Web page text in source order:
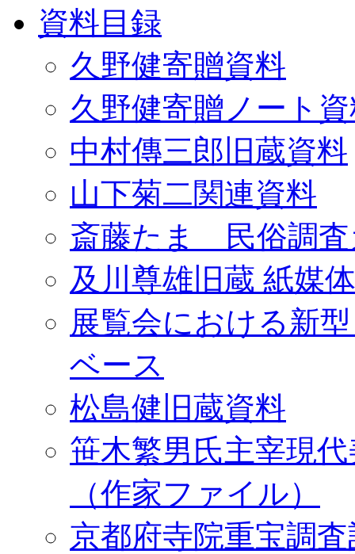
資料目録
久野健寄贈資料
久野健寄贈ノート
中村傳三郎旧蔵資料
山下菊二関連資料
斎藤たま 民俗調査
及川尊雄旧蔵 紙媒
展覧会における新
ベース
松島健旧蔵資料
笹木繁男氏主宰現
（作家ファイル）
京都府寺院重宝調